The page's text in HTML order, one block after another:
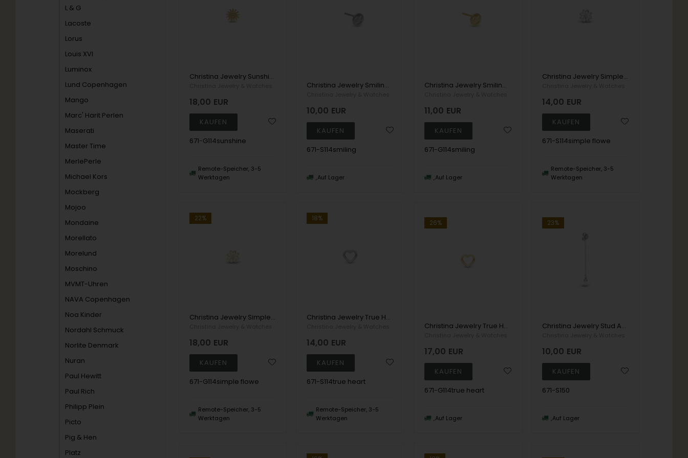
L & G
Lacoste
Lorus
Louis XVI
Luminox
Lund Copenhagen
Mango
Marc' Harit Perlen
Maserati
Master Time
MerlePerle
Michael Kors
Mockberg
Mojoo
Mondaine
Morellato
Morelund
Moschino
MVMT-Uhren
NAVA Copenhagen
Noa Kinder
Nordahl Schmuck
Norlite Denmark
Nuran
Paul Hewitt
Paul Rich
Philipp Plein
Picto
Pig & Hen
Platz
Christina Jewelry Sunshine Earrings, model 671-G114sunshine
18,00 EUR
671-G114sunshine
Remote-Speicher, 3-5
Werktagen
Christina Jewelry Smiling Earrings, model 671-S114smiling
10,00 EUR
671-S114smiling
Auf Lager
Christina Jewelry Smiling Earrings, model 671-G114smiling
11,00 EUR
671-G114smiling
Auf Lager
Christina Jewelry Simple Flower Earrings, model 671-S114simple flowe
14,00 EUR
671-S114simple flowe
Remote-Speicher, 3-5
Werktagen
22%
Christina Jewelry Simple Flower Earrings, model 671-G114simple flowe
18,00 EUR
671-G114simple flowe
Remote-Speicher, 3-5
Werktagen
18%
Christina Jewelry True Heart Earrings, model 671-S114true heart
14,00 EUR
671-S114true heart
Remote-Speicher, 3-5
Werktagen
26%
Christina Jewelry True Heart Earrings, model 671-G114true heart
17,00 EUR
671-G114true heart
Auf Lager
23%
Christina Jewelry Stud Add On Earrings, model 671-S150
10,00 EUR
671-S150
Auf Lager